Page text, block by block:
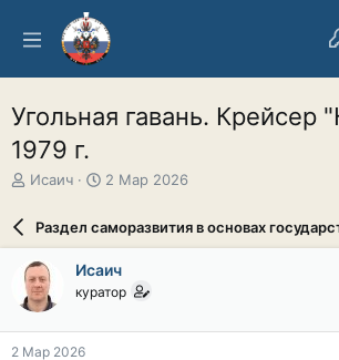
Угольная гавань. Крейсер
1979 г.
А
о
р
т
е
м
ы
Исаич
Д
а
а
ч
л
2 Мар 2026
Раздел саморазвития в основах
Исаич
куратор
2 Мар 2026